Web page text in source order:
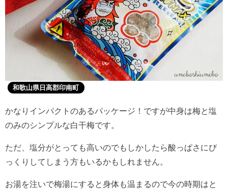
和歌山県日高郡印南町
かなりインパクトのあるパッケージ！ですが中身は梅と塩
のみのシンプルな白干梅です。
ただ、塩分がとっても高いのでもしかしたら酸っぱさにび
っくりしてしまう方もいるかもしれません。
お湯を注いで梅湯にすると身体も温まるので今の時期はと